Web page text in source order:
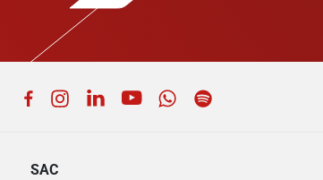
Facebook
Instagram
LinkedIn
YouTubeWhatsApp
SAC